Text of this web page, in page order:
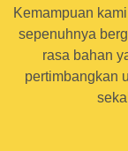
Kemampuan
sepenuhnya
rasa bahan
pertimbangkan